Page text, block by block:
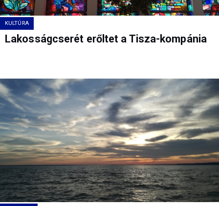
KULTÚRA
Lakosságcserét erőltet a Tisza-kompánia